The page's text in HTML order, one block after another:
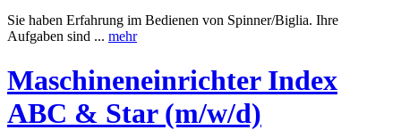
Sie haben Erfahrung im Bedienen von Spinner/Biglia. Ihre
Aufgaben sind ... mehr
Maschineneinrichter Index
ABC & Star (m/w/d)